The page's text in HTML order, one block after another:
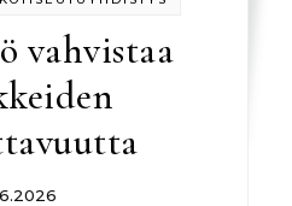
vahvistaa